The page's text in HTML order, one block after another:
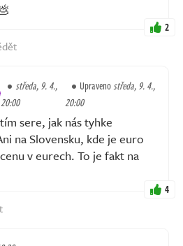
2
středa, 9. 4.,
20:00
Upravenostředa, 9. 4.,
20:00
sere, jak nás tyhke
na Slovensku, kde je euro
v eurech. To je fakt na
4